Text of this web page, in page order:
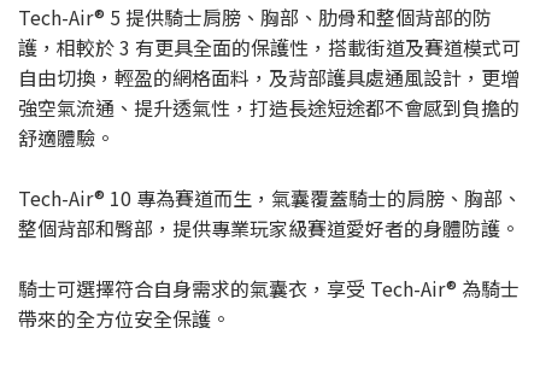
Tech-Air® 5 提供騎士肩膀、胸部、肋骨和整個背部的防
護，相較於 3 有更具全面的保護性，搭載街道及賽道模式可
自由切換，輕盈的網格面料，及背部護具處通風設計，更增
強空氣流通、提升透氣性，打造長途短途都不會感到負擔的
舒適體驗。
Tech-Air® 10 專為賽道而生，氣囊覆蓋騎士的肩膀、胸部、
整個背部和臀部，提供專業玩家級賽道愛好者的身體防護。
騎士可選擇符合自身需求的氣囊衣，享受 Tech-Air® 為騎士
帶來的全方位安全保護。